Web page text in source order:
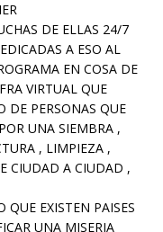
DE ELLAS 24/7
A ESO AL
EN COSA DE
VIRTUAL QUE
DE PERSONAS QUE
UNA SIEMBRA ,
, LIMPIEZA ,
CIUDAD A CIUDAD ,
QUE EXISTEN PAISES
UNA MISERIA